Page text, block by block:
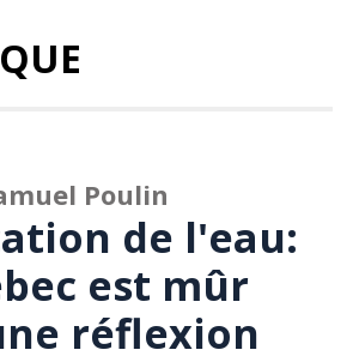
Poulin
de l'eau:
est mûr
réflexion